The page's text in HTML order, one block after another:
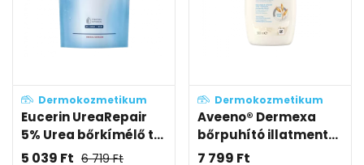
Dermokozmetikum
Eucerin UreaRepair
5% Urea bőrkímélő t...
5 039 Ft 6 719Ft
Dermokozmetikum
Aveeno® Dermexa
bőrpuhító illatment...
7 799 Ft